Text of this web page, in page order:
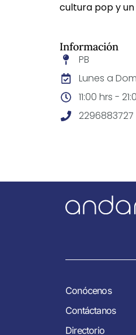
cultura pop y
Información
PB
Lunes a
11:00 hrs -
2296883727
Conócenos
Contáctanos
Directorio